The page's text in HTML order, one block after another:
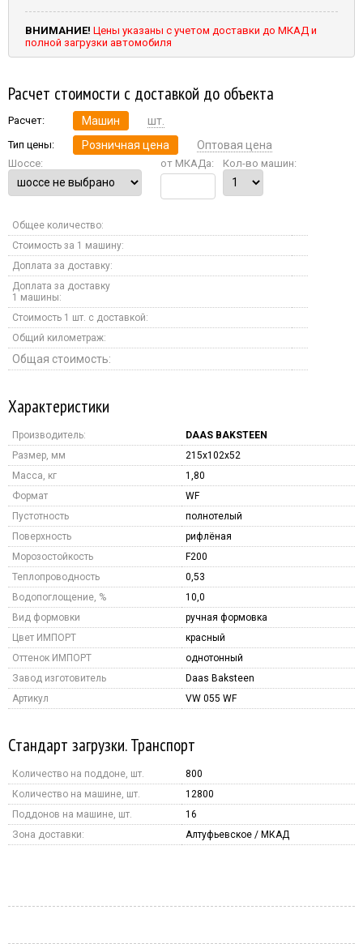
ВНИМАНИЕ! Цены указаны с учетом доставки до МКАД и
полной загрузки автомобиля
Расчет стоимости с доставкой до объекта
Расчет: Машин шт.
Тип цены: Розничная цена Оптовая цена
Шоссе: от МКАДа: Кол-во машин:
Общее количество:
Стоимость за 1 машину:
Доплата за доставку:
Доплата за доставку
1 машины:
Стоимость 1 шт. с доставкой:
Общий километраж:
Общая стоимость:
Характеристики
Производитель:
DAAS BAKSTEEN
Размер, мм
215x102x52
Масса, кг
1,80
Формат
WF
Пустотность
полнотелый
Поверхность
рифлёная
Морозостойкость
F200
Теплопроводность
0,53
Водопоглощение, %
10,0
Вид формовки
ручная формовка
Цвет ИМПОРТ
красный
Оттенок ИМПОРТ
однотонный
Завод изготовитель
Daas Baksteen
Артикул
VW 055 WF
Стандарт загрузки. Транспорт
Количество на поддоне, шт.
800
Количество на машине, шт.
12800
Поддонов на машине, шт.
16
Зона доставки:
Алтуфьевское / МКАД